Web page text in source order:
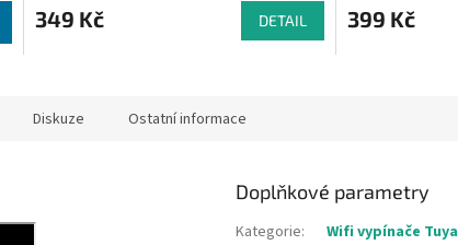
produktu
je
hvězdiček.
349 Kč DETAIL
produktu
je
399 Kč
Diskuze Ostatní informace
Doplňkové parametry
Kategorie:
Wifi vypínače Tuya